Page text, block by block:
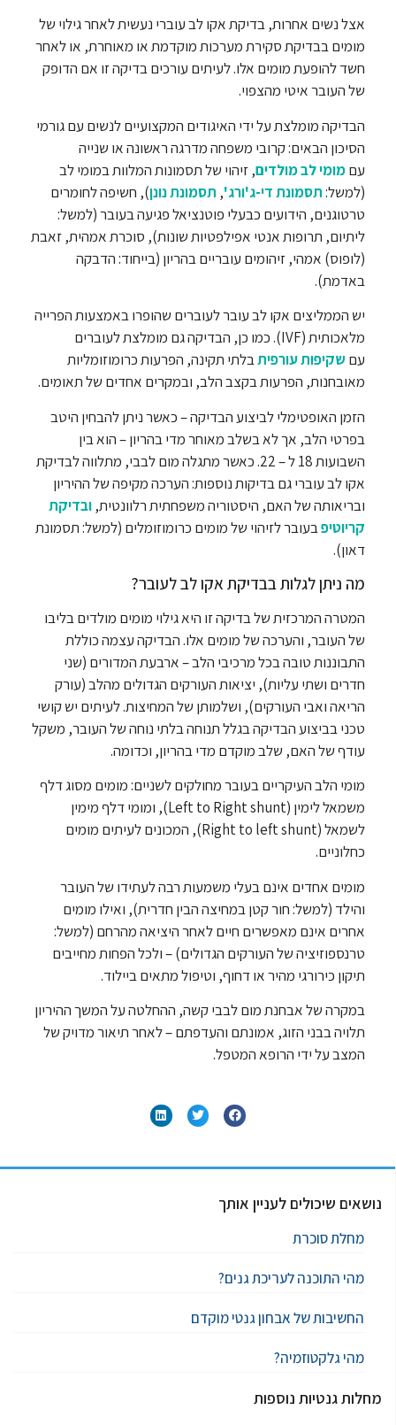
אצל נשים אחרות, בדיקת אקו לב עוברי נעשית לאחר גילוי של
מומים בבדיקת סקירת מערכות מוקדמת או מאוחרת, או לאחר
חשד להופעת מומים אלו. לעיתים עורכים בדיקה זו אם הדופק
של העובר איטי מהצפוי.
הבדיקה מומלצת על ידי האיגודים המקצועיים לנשים עם גורמי
הסיכון הבאים: קרובי משפחה מדרגה ראשונה או שנייה
עםמומי לב מולדים, זיהוי של תסמונות המלוות במומי לב
(למשל:תסמונת די-ג'ורג', תסמונת נונן), חשיפה לחומרים
טרטוגנים, הידועים כבעלי פוטנציאל פגיעה בעובר (למשל:
ליתיום, תרופות אנטי אפילפטיות שונות), סוכרת אמהית, זאבת
(לופוס) אמהי, זיהומים עובריים בהריון (בייחוד: הדבקה
באדמת).
יש הממליצים אקו לב עובר לעוברים שהופרו באמצעות הפרייה
מלאכותית (IVF). כמו כן, הבדיקה גם מומלצת לעוברים
עם שקיפות עורפיתבלתי תקינה, הפרעות כרומוזומליות
מאובחנות, הפרעות בקצב הלב, ובמקרים אחדים של תאומים.
הזמן האופטימלי לביצוע הבדיקה – כאשר ניתן להבחין היטב
בפרטי הלב, אך לא בשלב מאוחר מדי בהריון – הוא בין
השבועות 18 ל – 22. כאשר מתגלה מום לבבי, מתלווה לבדיקת
אקו לב עוברי גם בדיקות נוספות: הערכה מקיפה של ההיריון
ובריאותה של האם, היסטוריה משפחתית רלוונטית, ובדיקת
קריוטיפבעובר לזיהוי של מומים כרומוזומלים (למשל: תסמונת
דאון).
מה ניתן לגלות בבדיקת אקו לב לעובר?
המטרה המרכזית של בדיקה זו היא גילוי מומים מולדים בליבו
של העובר, והערכה של מומים אלו. הבדיקה עצמה כוללת
התבוננות טובה בכל מרכיבי הלב – ארבעת המדורים (שני
חדרים ושתי עליות), יציאות העורקים הגדולים מהלב (עורק
הריאה ואבי העורקים), ושלמותן של המחיצות. לעיתים יש קושי
טכני בביצוע הבדיקה בגלל תנוחה בלתי נוחה של העובר, משקל
עודף של האם, שלב מוקדם מדי בהריון, וכדומה.
מומי הלב העיקריים בעובר מחולקים לשניים: מומים מסוג דלף
משמאל לימין (Left to Right shunt), ומומי דלף מימין
לשמאל (Right to left shunt), המכונים לעיתים מומים
כחלוניים.
מומים אחדים אינם בעלי משמעות רבה לעתידו של העובר
והילד (למשל: חור קטן במחיצה הבין חדרית), ואילו מומים
אחרים אינם מאפשרים חיים לאחר היציאה מהרחם (למשל:
טרנספוזיציה של העורקים הגדולים) – ולכל הפחות מחייבים
תיקון כירורגי מהיר או דחוף, וטיפול מתאים ביילוד.
במקרה של אבחנת מום לבבי קשה, ההחלטה על המשך ההיריון
תלויה בבני הזוג, אמונתם והעדפתם – לאחר תיאור מדויק של
המצב על ידי הרופא המטפל.
נושאים שיכולים לעניין אותך
מחלת סוכרת
מהי התוכנה לעריכת גנים?
החשיבות של אבחון גנטי מוקדם
מהי גלקטוזמיה?
מחלות גנטיות נוספות